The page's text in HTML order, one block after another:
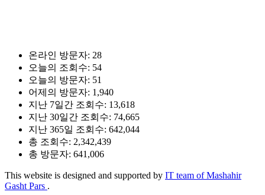
온라인 방문자: 28
오늘의 조회수: 54
오늘의 방문자: 51
어제의 방문자: 1,940
지난 7일간 조회수: 13,618
지난 30일간 조회수: 74,665
지난 365일 조회수: 642,044
총 조회수: 2,342,439
총 방문자: 641,006
This website is designed and supported by IT team of Mashahir
Gasht Pars .